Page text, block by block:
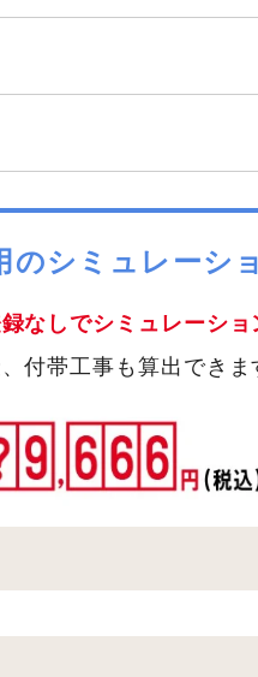
のシミュレーシ
なしでシミュレーショ
付帯工事も算出できま